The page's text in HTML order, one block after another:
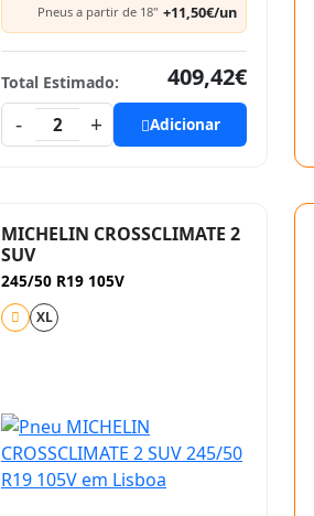
Pneus a partir de 18" +11,50€/un
Total Estimado:
409,42€
-
2 + Adicionar
MICHELIN CROSSCLIMATE 2
SUV
245/50 R19 105V
XL